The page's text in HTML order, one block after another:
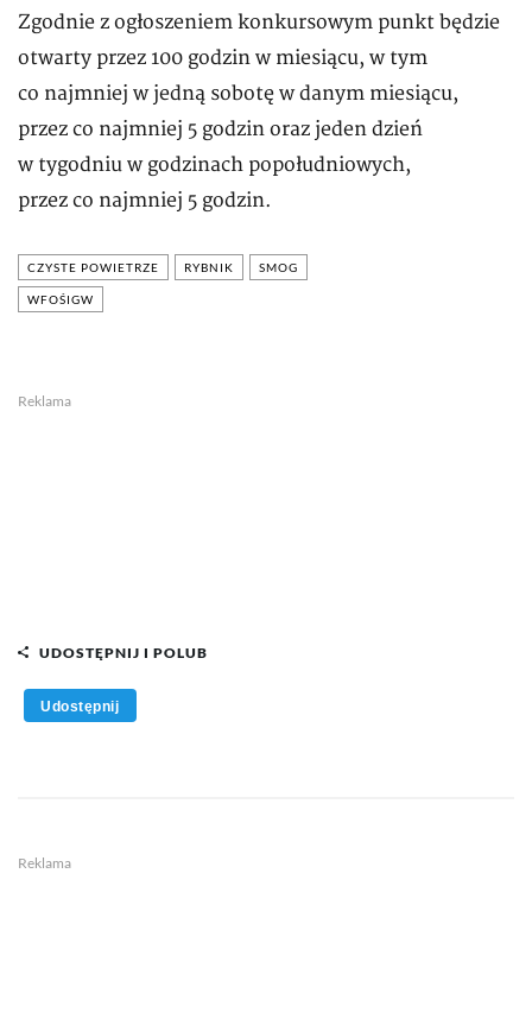
Zgodnie z ogłoszeniem konkursowym punkt będzie
otwarty przez 100 godzin w miesiącu, w tym
co najmniej w jedną sobotę w danym miesiącu,
przez co najmniej 5 godzin oraz jeden dzień
w tygodniu w godzinach popołudniowych,
przez co najmniej 5 godzin.
CZYSTE POWIETRZE RYBNIK SMOG
WFOŚIGW
Reklama
UDOSTĘPNIJ I POLUB
Udostępnij
Reklama